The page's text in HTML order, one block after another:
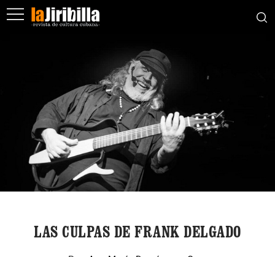
LAS CULPAS DE FRANK DELGADO